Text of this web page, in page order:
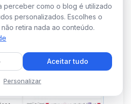
perceber como o blog é utilizado
personalizados. Escolhes o
retira nada ao conteúdo.
Aceitar tudo
Personalizar